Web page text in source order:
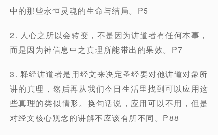
中的那些永恒灵魂的生命与结局。P5
2. 人心之所以会转变，不是因为讲道者有任何本事，
而是因为神信息中之真理所能带出的果效。P7
3. 释经讲道者是用经文来决定圣经要对他讲道对象所
讲的真理，然后再从我们今日生活里找到可以应用这
些真理的类似情形。换句话说，应用可以不用，但是
对经文核心观念的讲解不应该有所不同。P88